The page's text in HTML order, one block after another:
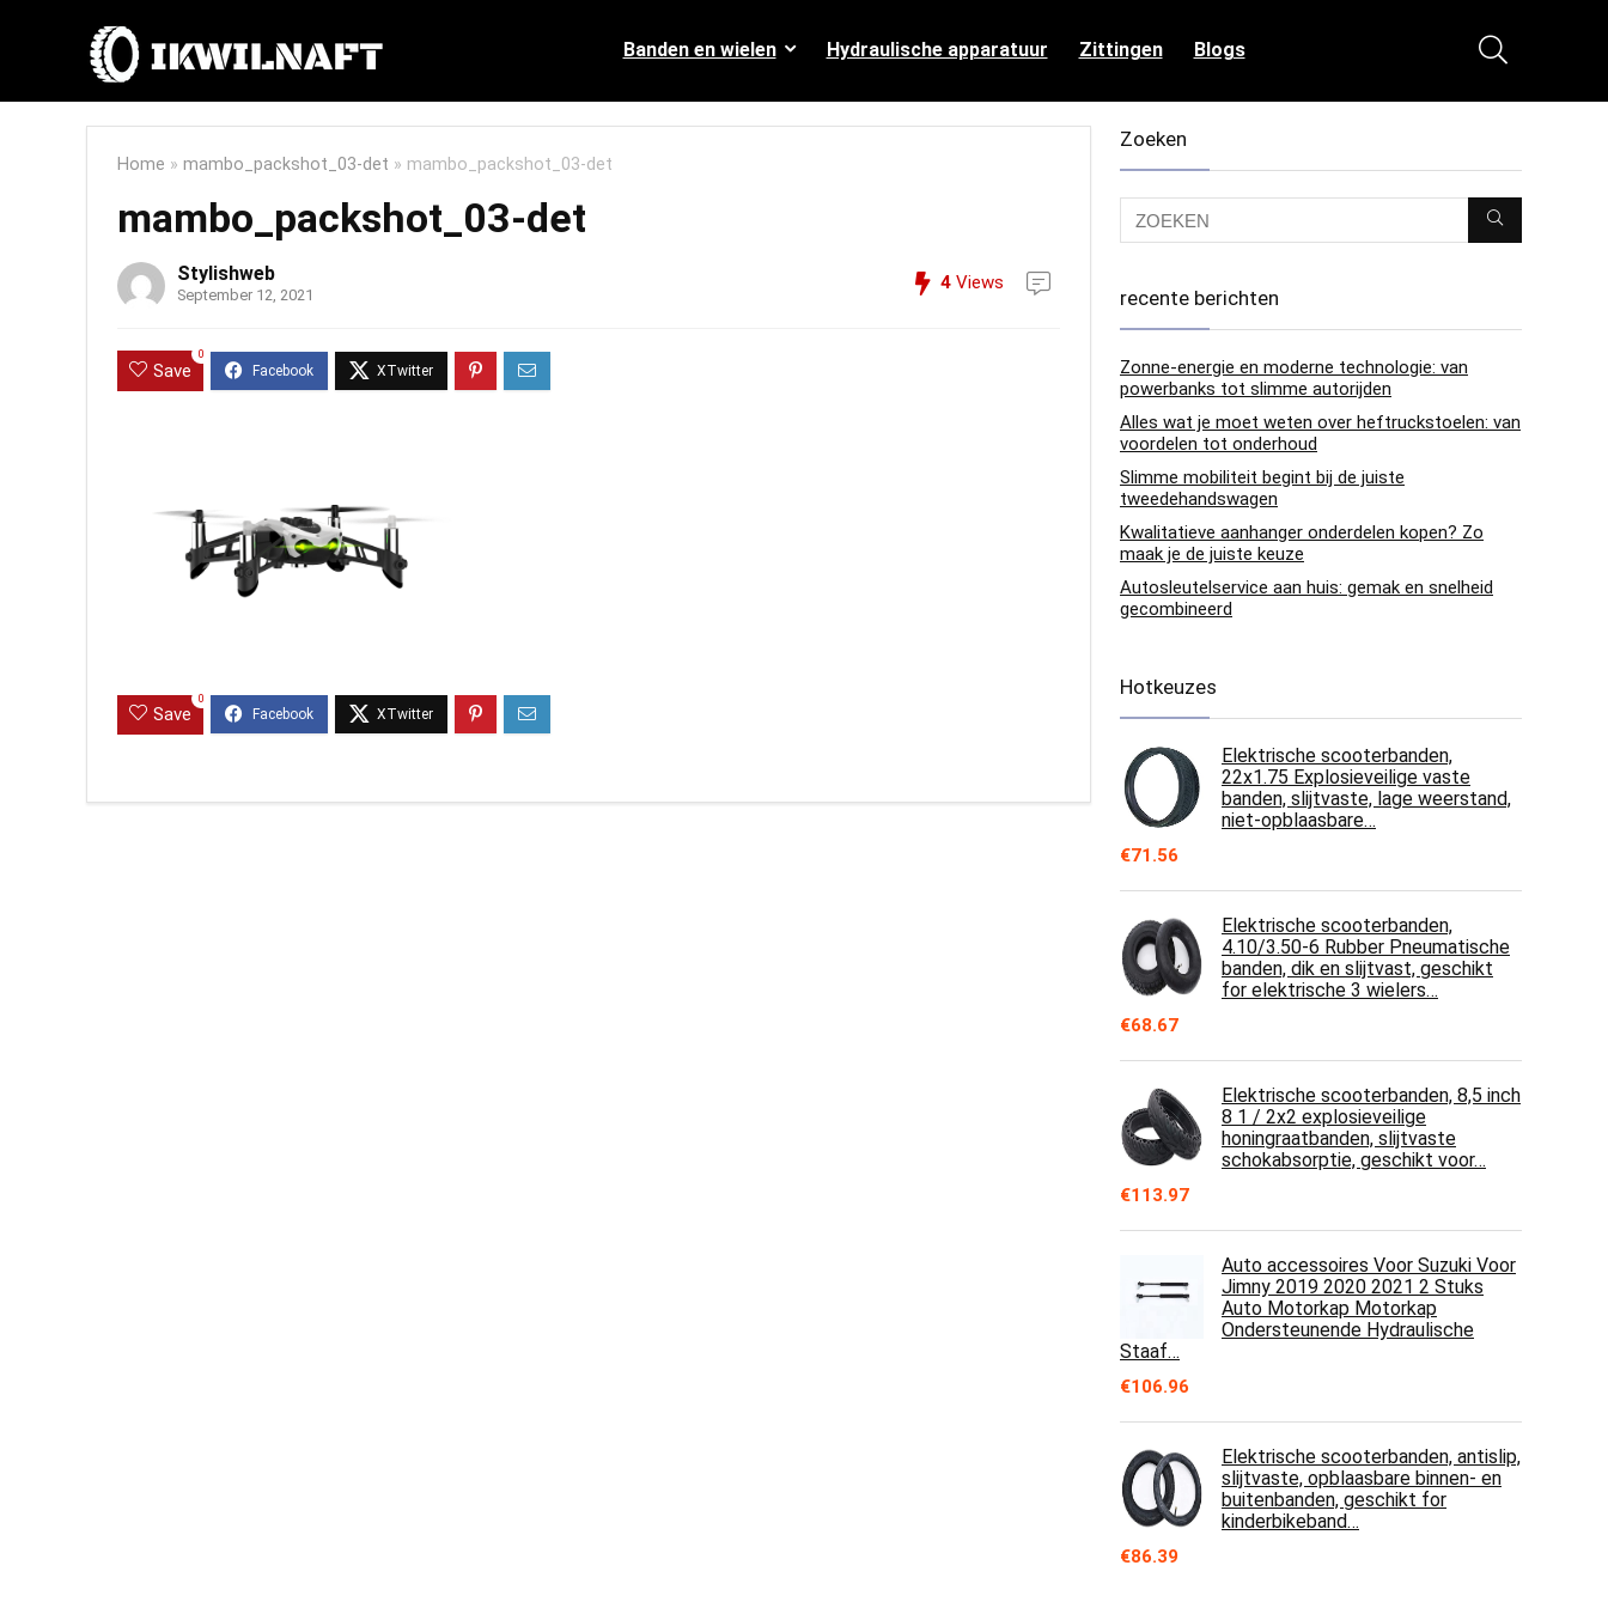
Banden en wielen Hydraulische apparatuur Zittingen Blogs
Home » mambo_packshot_03-det » mambo_packshot_03-det
mambo_packshot_03-det
Stylishweb
September 12, 2021
4 Views
Save
0
Save
0
Zoeken
recente berichten
Zonne-energie en moderne technologie: van
powerbanks tot slimme autorijden
Alles wat je moet weten over heftruckstoelen: van
voordelen tot onderhoud
Slimme mobiliteit begint bij de juiste
tweedehandswagen
Kwalitatieve aanhanger onderdelen kopen? Zo
maak je de juiste keuze
Autosleutelservice aan huis: gemak en snelheid
gecombineerd
Hotkeuzes
Elektrische scooterbanden,
22x1.75 Explosieveilige vaste
banden, slijtvaste, lage weerstand,
niet-opblaasbare…
€71.56
Elektrische scooterbanden,
4.10/3.50-6 Rubber Pneumatische
banden, dik en slijtvast, geschikt
for elektrische 3 wielers…
€68.67
Elektrische scooterbanden, 8,5 inch
8 1 / 2x2 explosieveilige
honingraatbanden, slijtvaste
schokabsorptie, geschikt voor…
€113.97
Auto accessoires Voor Suzuki Voor
Jimny 2019 2020 2021 2 Stuks
Auto Motorkap Motorkap
Ondersteunende Hydraulische
Staaf…
€106.96
Elektrische scooterbanden, antislip,
slijtvaste, opblaasbare binnen- en
buitenbanden, geschikt for
kinderbikeband…
€86.39